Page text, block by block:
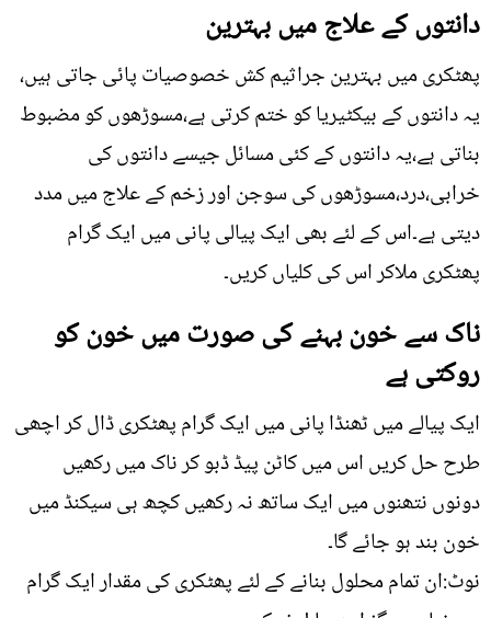
دانتوں کے علاج میں بہترین
پھٹکری میں بہترین جراثیم کش خصوصیات پائی جاتی ہیں،
یہ دانتوں کے بیکٹیریا کو ختم کرتی ہے،مسوڑھوں کو مضبوط
بناتی ہے،یہ دانتوں کے کئی مسائل جیسے دانتوں کی
خرابی،درد،مسوڑھوں کی سوجن اور زخم کے علاج میں مدد
دیتی ہے۔اس کے لئے بھی ایک پیالی پانی میں ایک گرام
پھٹکری ملاکر اس کی کلیاں کریں۔
ناک سے خون بہنے کی صورت میں خون کو
روکتی ہے
ایک پیالے میں ٹھنڈا پانی میں ایک گرام پھٹکری ڈال کر اچھی
طرح حل کریں اس میں کاٹن پیڈ ڈبو کر ناک میں رکھیں
دونوں نتھنوں میں ایک ساتھ نہ رکھیں کچھ ہی سیکنڈ میں
خون بند ہو جائے گا۔
نوٹ:ان تمام محلول بنانے کے لئے پھٹکری کی مقدار ایک گرام